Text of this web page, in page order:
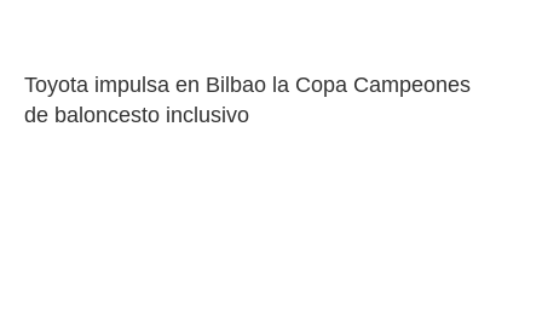
Toyota impulsa en Bilbao la Copa Campeones
de baloncesto inclusivo